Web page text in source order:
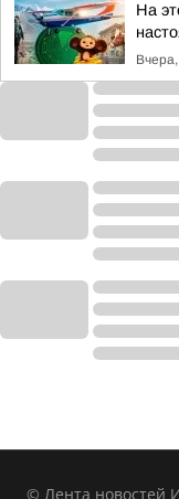
На
© Лента новостей